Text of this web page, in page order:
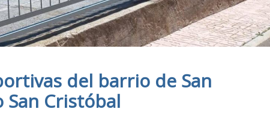
del barrio de San
Cristóbal